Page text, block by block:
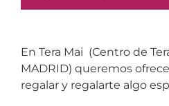
En Tera Mai (Centro de
MADRID) queremos
regalar y regalarte algo